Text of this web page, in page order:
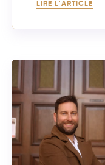
LIRE L'ARTICLE